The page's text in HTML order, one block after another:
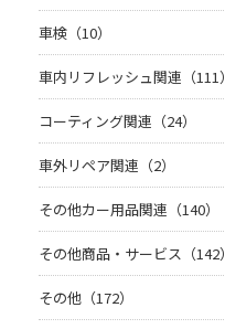
車検（10）
車内リフレッシュ関連（111）
コーティング関連（24）
車外リペア関連（2）
その他カー用品関連（140）
その他商品・サービス（142）
その他（172）